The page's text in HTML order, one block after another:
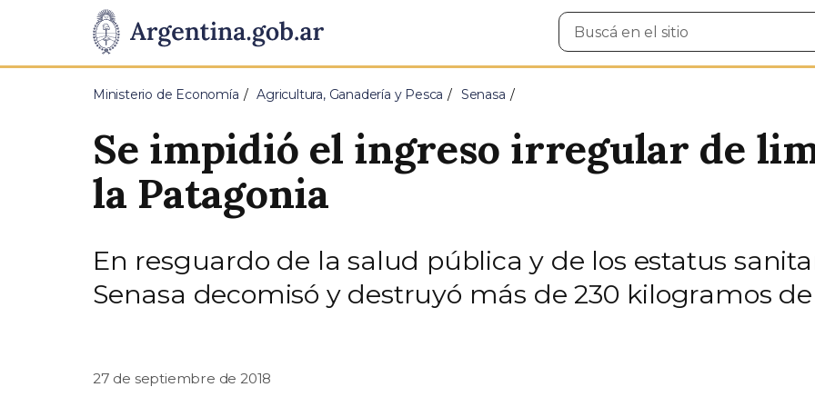
Presidencia
de
Pasar al contenido principal
Buscar
en
Ministerio de Economía Agricultura, Ganadería y Pesca Senasa
Se impidió el ingreso irregular de
la Patagonia
En resguardo de la salud pública y de los estatus
Senasa decomisó y destruyó más de 230 kilogramos
27 de septiembre de 2018